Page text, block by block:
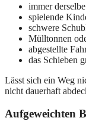
immer
spielende
schwere
Mülltonnen
abgestellte
das Schieben
Lässt sich ein Weg
nicht dauerhaft
Aufgeweichten